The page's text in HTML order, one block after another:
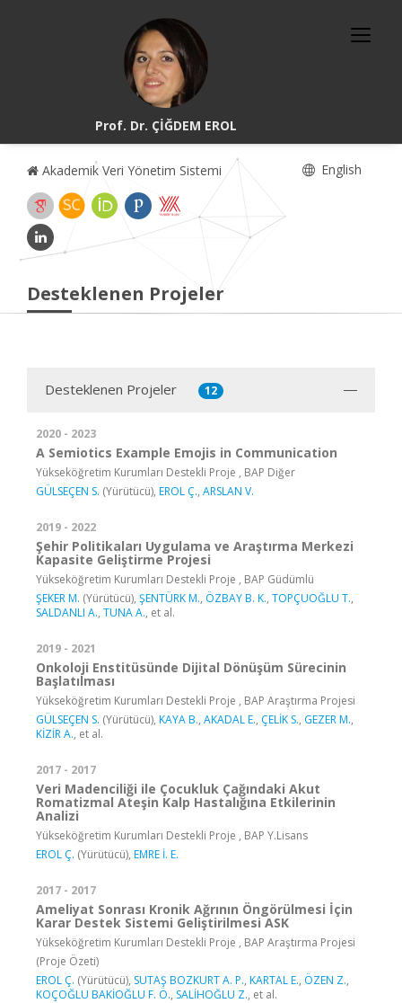
Prof. Dr. ÇİĞDEM EROL
Akademik Veri Yönetim Sistemi English
Desteklenen Projeler
Desteklenen Projeler 12
2020 - 2023
A Semiotics Example Emojis in Communication
Yükseköğretim Kurumları Destekli Proje , BAP Diğer
GÜLSEÇEN S. (Yürütücü), EROL Ç., ARSLAN V.
2019 - 2022
Şehir Politikaları Uygulama ve Araştırma Merkezi
Kapasite Geliştirme Projesi
Yükseköğretim Kurumları Destekli Proje , BAP Güdümlü
ŞEKER M. (Yürütücü), ŞENTÜRK M., ÖZBAY B. K., TOPÇUOĞLU T.,
SALDANLI A., TUNA A., et al.
2019 - 2021
Onkoloji Enstitüsünde Dijital Dönüşüm Sürecinin
Başlatılması
Yükseköğretim Kurumları Destekli Proje , BAP Araştırma Projesi
GÜLSEÇEN S. (Yürütücü), KAYA B., AKADAL E., ÇELİK S., GEZER M.,
KİZİR A., et al.
2017 - 2017
Veri Madenciliği ile Çocukluk Çağındaki Akut
Romatizmal Ateşin Kalp Hastalığına Etkilerinin
Analizi
Yükseköğretim Kurumları Destekli Proje , BAP Y.Lisans
EROL Ç. (Yürütücü), EMRE İ. E.
2017 - 2017
Ameliyat Sonrası Kronik Ağrının Öngörülmesi İçin
Karar Destek Sistemi Geliştirilmesi ASK
Yükseköğretim Kurumları Destekli Proje , BAP Araştırma Projesi
(Proje Özeti)
EROL Ç. (Yürütücü), SUTAŞ BOZKURT A. P., KARTAL E., ÖZEN Z.,
KOÇOĞLU BAKİOĞLU F. Ö., SALİHOĞLU Z., et al.